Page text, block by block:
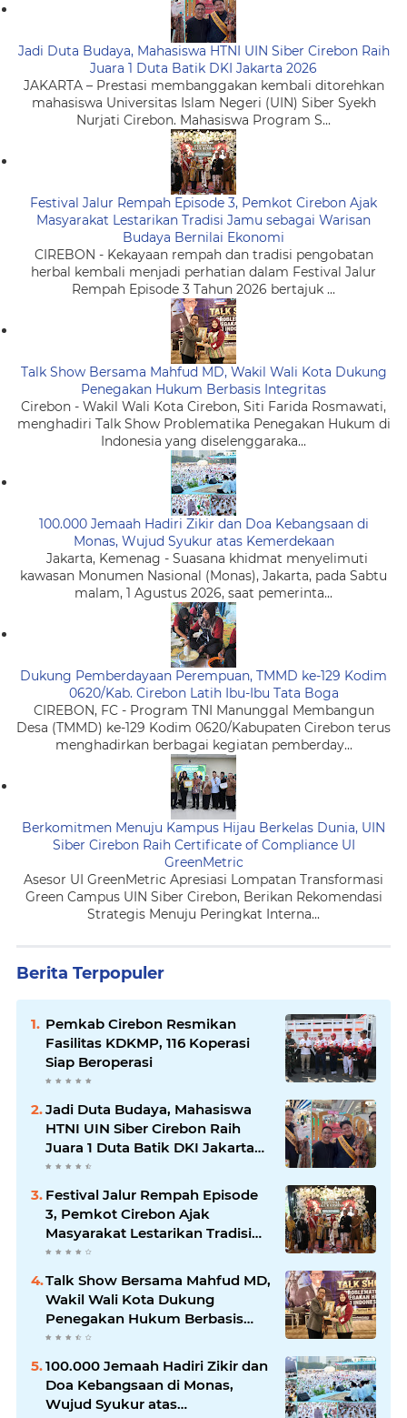
Jadi Duta Budaya, Mahasiswa HTNI UIN Siber Cirebon Raih
Juara 1 Duta Batik DKI Jakarta 2026
JAKARTA – Prestasi membanggakan kembali ditorehkan
mahasiswa Universitas Islam Negeri (UIN) Siber Syekh
Nurjati Cirebon. Mahasiswa Program S...
Festival Jalur Rempah Episode 3, Pemkot Cirebon Ajak
Masyarakat Lestarikan Tradisi Jamu sebagai Warisan
Budaya Bernilai Ekonomi
CIREBON - Kekayaan rempah dan tradisi pengobatan
herbal kembali menjadi perhatian dalam Festival Jalur
Rempah Episode 3 Tahun 2026 bertajuk ...
Talk Show Bersama Mahfud MD, Wakil Wali Kota Dukung
Penegakan Hukum Berbasis Integritas
Cirebon - Wakil Wali Kota Cirebon, Siti Farida Rosmawati,
menghadiri Talk Show Problematika Penegakan Hukum di
Indonesia yang diselenggaraka...
100.000 Jemaah Hadiri Zikir dan Doa Kebangsaan di
Monas, Wujud Syukur atas Kemerdekaan
Jakarta, Kemenag - Suasana khidmat menyelimuti
kawasan Monumen Nasional (Monas), Jakarta, pada Sabtu
malam, 1 Agustus 2026, saat pemerinta...
Dukung Pemberdayaan Perempuan, TMMD ke-129 Kodim
0620/Kab. Cirebon Latih Ibu-Ibu Tata Boga
CIREBON, FC - Program TNI Manunggal Membangun
Desa (TMMD) ke-129 Kodim 0620/Kabupaten Cirebon terus
menghadirkan berbagai kegiatan pemberday...
Berkomitmen Menuju Kampus Hijau Berkelas Dunia, UIN
Siber Cirebon Raih Certificate of Compliance UI
GreenMetric
Asesor UI GreenMetric Apresiasi Lompatan Transformasi
Green Campus UIN Siber Cirebon, Berikan Rekomendasi
Strategis Menuju Peringkat Interna...
Berita Terpopuler
Pemkab Cirebon Resmikan
Fasilitas KDKMP, 116 Koperasi
Siap Beroperasi
Jadi Duta Budaya, Mahasiswa
HTNI UIN Siber Cirebon Raih
Juara 1 Duta Batik DKI Jakarta
2026
Festival Jalur Rempah Episode
3, Pemkot Cirebon Ajak
Masyarakat Lestarikan Tradisi
Jamu sebagai Warisan Budaya
Bernilai Ekonomi
Talk Show Bersama Mahfud MD,
Wakil Wali Kota Dukung
Penegakan Hukum Berbasis
Integritas
100.000 Jemaah Hadiri Zikir dan
Doa Kebangsaan di Monas,
Wujud Syukur atas